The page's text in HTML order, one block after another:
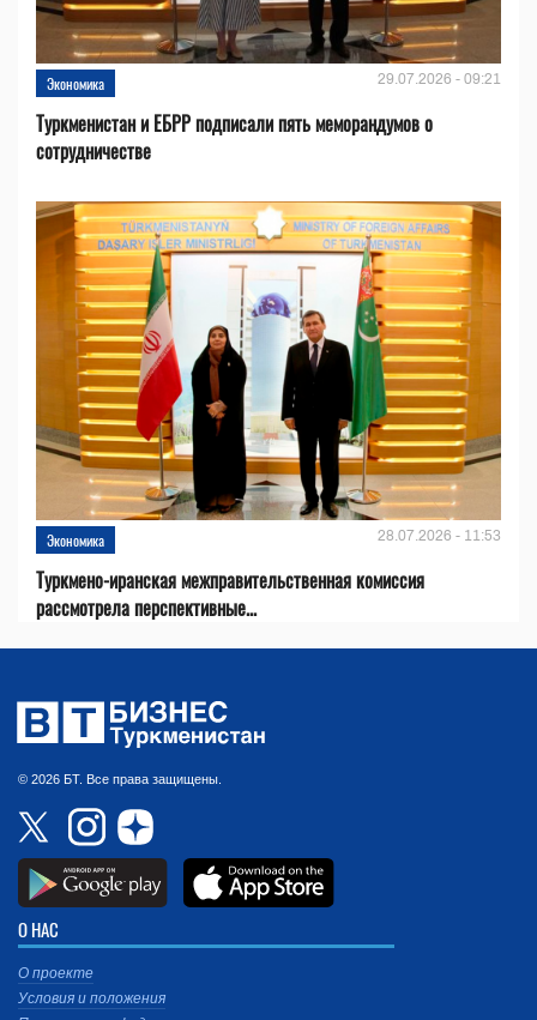
Экономика 29.07.2026 - 09:21
Туркменистан и ЕБРР подписали пять меморандумов о
сотрудничестве
Экономика 28.07.2026 - 11:53
Туркмено-иранская межправительственная комиссия
рассмотрела перспективные...
© 2026 БТ. Все права защищены.
О НАС
О проекте
Условия и положения